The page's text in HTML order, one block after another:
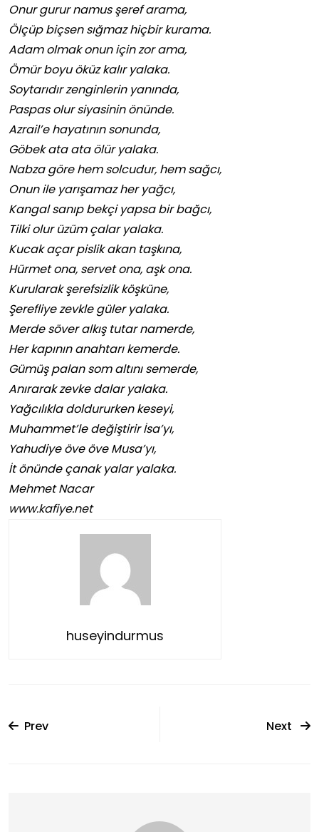
Onur gurur namus şeref arama,
Ölçüp biçsen sığmaz hiçbir kurama.
Adam olmak onun için zor ama,
Ömür boyu öküz kalır yalaka.
Soytarıdır zenginlerin yanında,
Paspas olur siyasinin önünde.
Azrail’e hayatının sonunda,
Göbek ata ata ölür yalaka.
Nabza göre hem solcudur, hem sağcı,
Onun ile yarışamaz her yağcı,
Kangal sanıp bekçi yapsa bir bağcı,
Tilki olur üzüm çalar yalaka.
Kucak açar pislik akan taşkına,
Hürmet ona, servet ona, aşk ona.
Kurularak şerefsizlik köşküne,
Şerefliye zevkle güler yalaka.
Merde söver alkış tutar namerde,
Her kapının anahtarı kemerde.
Gümüş palan som altını semerde,
Anırarak zevke dalar yalaka.
Yağcılıkla doldururken keseyi,
Muhammet’le değiştirir İsa’yı,
Yahudiye öve öve Musa’yı,
İt önünde çanak yalar yalaka.
Mehmet Nacar
www.kafiye.net
huseyindurmus
Prev Next